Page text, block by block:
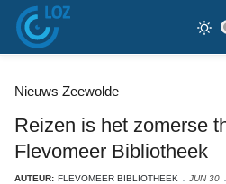
Nieuws Zeewolde
Reizen is het zomerse
Flevomeer Bibliotheek
AUTEUR: FLEVOMEER BIBLIOTHEEK JUN 30